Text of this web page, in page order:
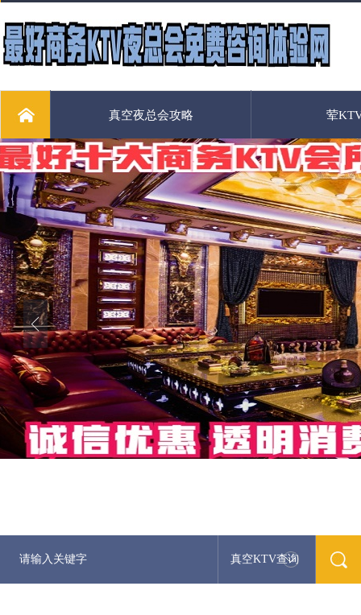
真空夜总会攻略 荤
真空KTV查询